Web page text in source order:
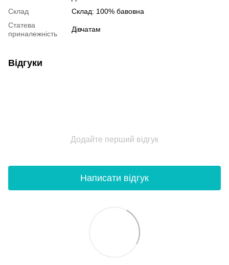
Склад
Склад: 100% бавовна
Статева
приналежність
Дівчатам
Відгуки
Додайте перший відгук
Написати відгук